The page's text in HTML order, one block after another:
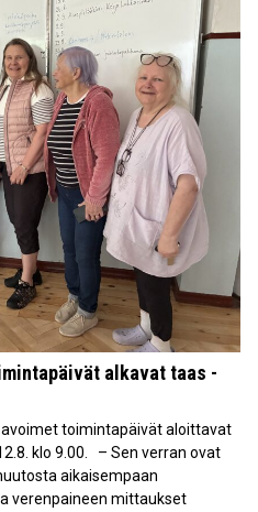
alkavat taas -
toimintapäivät aloittavat
klo 9.00. – Sen verran ovat
aikaisempaan
verenpaineen mittaukset